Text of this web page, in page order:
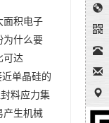
面积电子
为什么要
可达
单晶硅的
料应力集
产生机械